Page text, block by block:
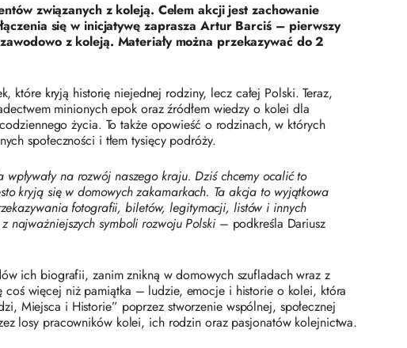
związanych z koleją. Celem akcji jest zachowanie
się w inicjatywę zaprasza Artur Barciś – pierwszy
z koleją. Materiały można przekazywać do 2
kryją historię niejednej rodziny, lecz całej Polski. Teraz,
minionych epok oraz źródłem wiedzy o kolei dla
życia. To także opowieść o rodzinach, w których
społeczności i tłem tysięcy podróży.
na rozwój naszego kraju. Dziś chcemy ocalić to
kryją się w domowych zakamarkach. Ta akcja to wyjątkowa
fotografii, biletów, legitymacji, listów i innych
najważniejszych symboli rozwoju Polski– podkreśla Dariusz
ich biografii, zanim znikną w domowych szufladach wraz z
coś więcej niż pamiątka – ludzie, emocje i historie o kolei, która
Miejsca i Historie” poprzez stworzenie wspólnej, społecznej
losy pracowników kolei, ich rodzin oraz pasjonatów kolejnictwa.